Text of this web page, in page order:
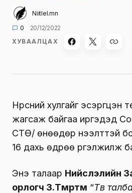
Niitlel.mn
0
20/12/2022
ХУВААЛЦАХ
Нүүрсний хулгайг
жагсаж байгаа иргэдэд
СТӨ/ өнөөдөр нээлттэй
16 дахь өдрөө үргэлжилж
Энэ талаар Нийслэлийн
орлогч З.Төмөртөмөө “Төв